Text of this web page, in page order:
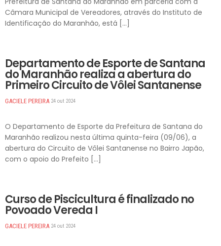
Câmara Municipal de Vereadores, através do Instituto de
Identificação do Maranhão, está […]
Departamento de Esporte de Santana
do Maranhão realiza a abertura do
Primeiro Circuito de Vôlei Santanense
GACIELE PEREIRA 24 out 2024
O Departamento de Esporte da Prefeitura de Santana do
Maranhão realizou nesta última quinta-feira (09/06), a
abertura do Circuito de Vôlei Santanense no Bairro Japão,
com o apoio do Prefeito […]
Curso de Piscicultura é finalizado no
Povoado Vereda I
GACIELE PEREIRA 24 out 2024